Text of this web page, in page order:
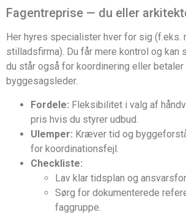
Fagentreprise — du eller
Her hyres specialister hver for sig (f.eks.
stilladsfirma). Du får mere kontrol og kan
du står også for koordinering eller betaler
byggesagsleder.
Fordele: Fleksibilitet i valg af
pris hvis du styrer udbud.
Ulemper: Kræver tid og
for koordinationsfejl.
Checkliste:
Lav klar tidsplan og
Sørg for dokumenterede
faggruppe.